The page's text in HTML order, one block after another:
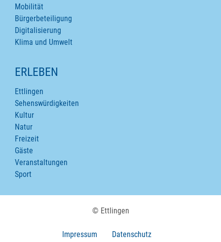
Mobilität
Bürgerbeteiligung
Digitalisierung
Klima und Umwelt
ERLEBEN
Ettlingen
Sehenswürdigkeiten
Kultur
Natur
Freizeit
Gäste
Veranstaltungen
Sport
© Ettlingen
Impressum
Datenschutz